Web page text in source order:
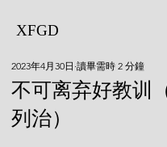
XFGD
不可离弃好教训
列治）
2023年4月30日 讀畢需時 2 分鐘